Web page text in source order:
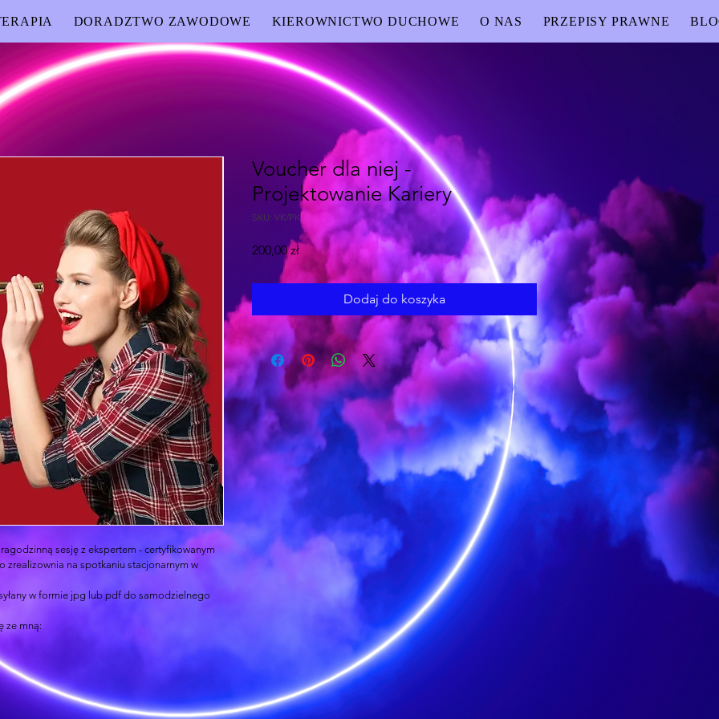
DORADZTWO ZAWODOWE KIEROWNICTWO DUCHOWE O NAS PRZEPISY PRAWNE
sesję z ekspertem - certyfikowanym
na spotkaniu stacjonarnym w
w formie jpg lub pdf do samodzielnego
ze mną:
Voucher dla niej -
Projektowanie Kariery
SKU: VK/PK
200,00 złCena
Dodaj do koszyka